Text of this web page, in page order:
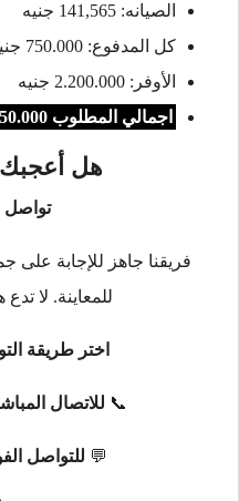
الصيانه: 141,565 جنيه
كل المدفوع: 750.000 جنيه
الأوفر: 2.200.000 جنيه
اجمالي المطلوب 2.950.000 جنيه
هل أعجبك
تواصل
فريقنا جاهز للإجابة على
للمعاينة. لا
اختر طريقة
📞 للاتصال
💬 للتواصل